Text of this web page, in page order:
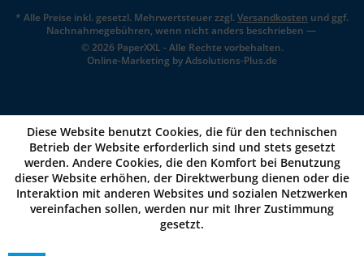
* Alle Preise inkl. gesetzl. Mehrwertsteuer zzgl.Versandkosten und ggf.
Nachnahmegebühren, wenn nicht anders beschrieben —
© 2026 PaperXXL - Alle Rechte vorbehalten.
Online-Marketing byAdsolutions-Plus.de
Diese Website benutzt Cookies, die für den technischen
Betrieb der Website erforderlich sind und stets gesetzt
werden. Andere Cookies, die den Komfort bei Benutzung
dieser Website erhöhen, der Direktwerbung dienen oder die
Interaktion mit anderen Websites und sozialen Netzwerken
vereinfachen sollen, werden nur mit Ihrer Zustimmung
gesetzt.